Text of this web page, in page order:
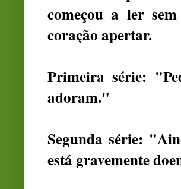
começou a ler
coração apertar.
Primeira série:
adoram."
Segunda série:
está gravemente